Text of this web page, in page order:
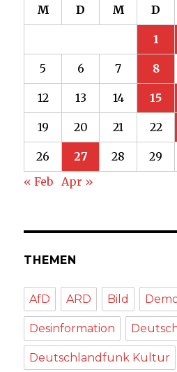
M D M D
1
5 6 7 8
12 13 14 15
19 20 21 22
26 27 28 29
« Feb
Apr »
THEMEN
AfD ARD Bild
Desinformation
Deutschlandfunk Kultur